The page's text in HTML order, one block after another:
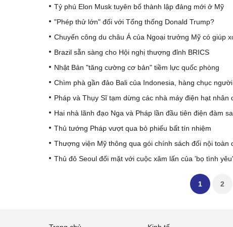
Tỷ phú Elon Musk tuyên bố thành lập đảng mới ở Mỹ
"Phép thử lớn" đối với Tổng thống Donald Trump?
Chuyến công du châu Á của Ngoại trưởng Mỹ có giúp
Brazil sẵn sàng cho Hội nghị thượng đỉnh BRICS
Nhật Bản "tăng cường cơ bản" tiềm lực quốc phòng
Chìm phà gần đảo Bali của Indonesia, hàng chục
Pháp và Thụy Sĩ tạm dừng các nhà máy điện hạt nhân
Hai nhà lãnh đạo Nga và Pháp lần đầu tiên điện đàm
Thủ tướng Pháp vượt qua bỏ phiếu bất tín nhiệm
Thượng viện Mỹ thông qua gói chính sách đối nội toàn
Thủ đô Seoul đối mặt với cuộc xâm lấn của 'bọ tình yêu'
1 2